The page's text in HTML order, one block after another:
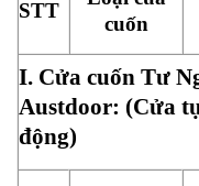
STT
cuốn
I. Cửa cuốn Tư
Austdoor: (Cửa
động)